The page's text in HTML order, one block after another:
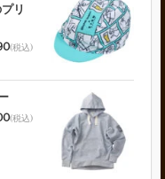
リ
(税込)
(税込)